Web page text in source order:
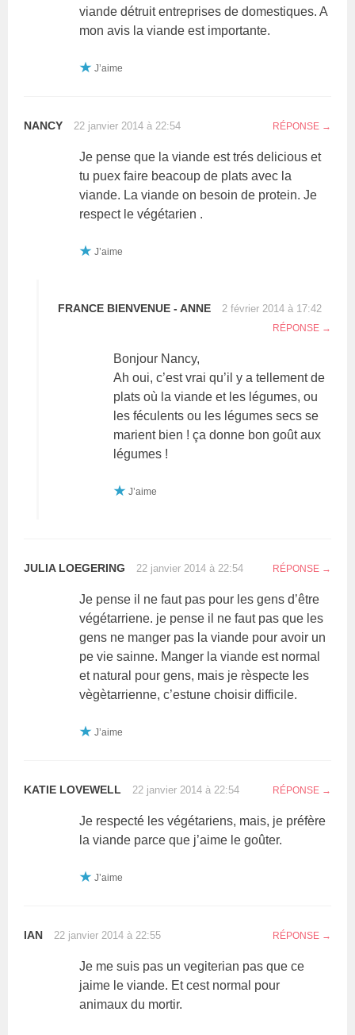
viande détruit entreprises de domestiques. A
mon avis la viande est importante.
J’aime
NANCY 22 janvier 2014 à 22:54 RÉPONSE
Je pense que la viande est trés delicious et
tu puex faire beacoup de plats avec la
viande. La viande on besoin de protein. Je
respect le végétarien .
J’aime
FRANCE BIENVENUE - ANNE 2 février 2014 à 17:42
RÉPONSE
Bonjour Nancy,
Ah oui, c’est vrai qu’il y a tellement de
plats où la viande et les légumes, ou
les féculents ou les légumes secs se
marient bien ! ça donne bon goût aux
légumes !
J’aime
JULIA LOEGERING 22 janvier 2014 à 22:54 RÉPONSE
Je pense il ne faut pas pour les gens d’être
végétarriene. je pense il ne faut pas que les
gens ne manger pas la viande pour avoir un
pe vie sainne. Manger la viande est normal
et natural pour gens, mais je rèspecte les
vègètarrienne, c’estune choisir difficile.
J’aime
KATIE LOVEWELL 22 janvier 2014 à 22:54 RÉPONSE
Je respecté les végétariens, mais, je préfère
la viande parce que j’aime le goûter.
J’aime
IAN 22 janvier 2014 à 22:55 RÉPONSE
Je me suis pas un vegiterian pas que ce
jaime le viande. Et cest normal pour
animaux du mortir.